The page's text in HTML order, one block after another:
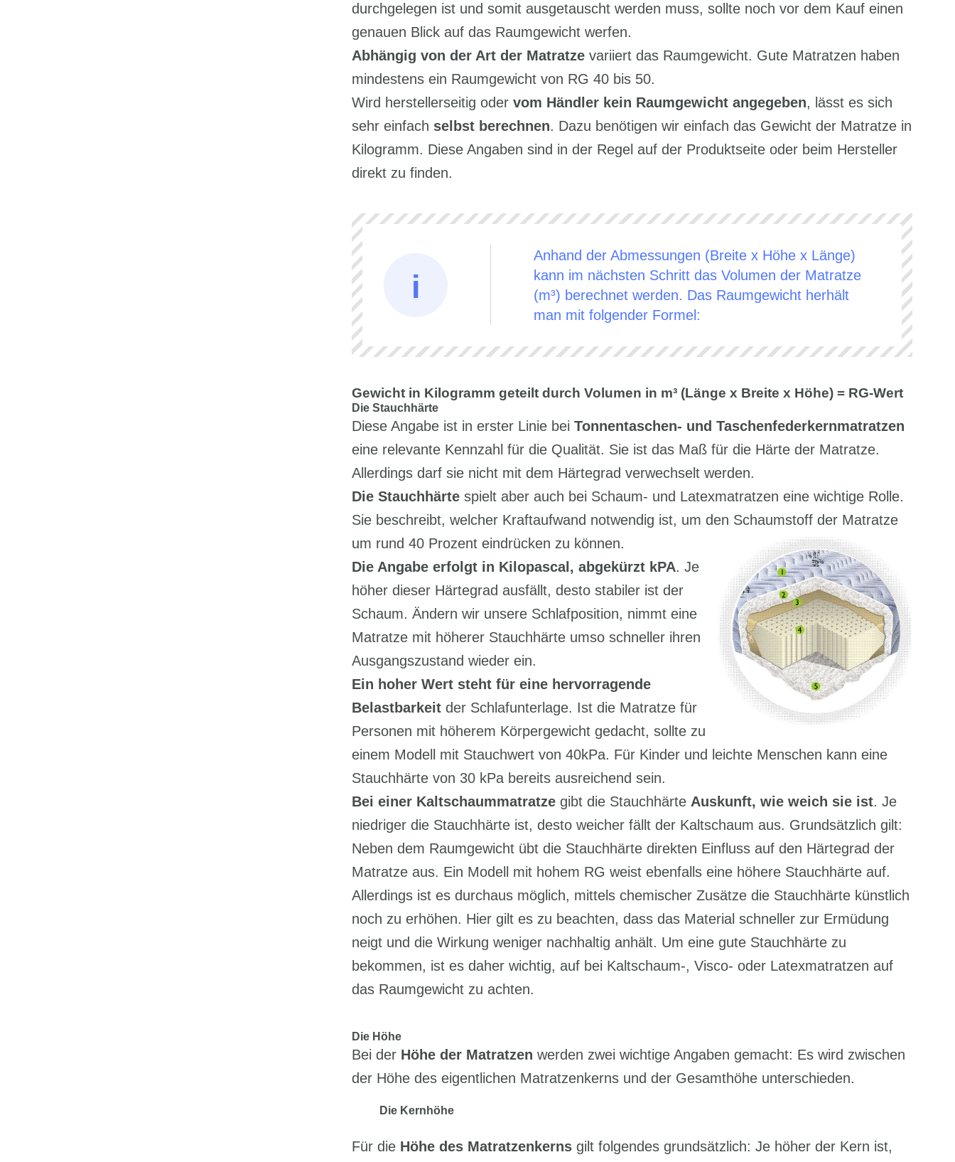
durchgelegen ist und somit ausgetauscht werden muss, sollte noch vor dem Kauf einen
genauen Blick auf das Raumgewicht werfen.
Abhängig von der Art der Matratze variiert das Raumgewicht. Gute Matratzen haben
mindestens ein Raumgewicht von RG 40 bis 50.
Wird herstellerseitig oder vom Händler kein Raumgewicht angegeben, lässt es sich
sehr einfach selbst berechnen. Dazu benötigen wir einfach das Gewicht der Matratze in
Kilogramm. Diese Angaben sind in der Regel auf der Produktseite oder beim Hersteller
direkt zu finden.
Anhand der Abmessungen (Breite x Höhe x Länge)
kann im nächsten Schritt das Volumen der Matratze
(m³) berechnet werden. Das Raumgewicht herhält
man mit folgender Formel:
Gewicht in Kilogramm geteilt durch Volumen in m³ (Länge x Breite x Höhe) = RG-Wert
Die Stauchhärte
Diese Angabe ist in erster Linie bei Tonnentaschen- und Taschenfederkernmatratzen
eine relevante Kennzahl für die Qualität. Sie ist das Maß für die Härte der Matratze.
Allerdings darf sie nicht mit dem Härtegrad verwechselt werden.
Die Stauchhärte spielt aber auch bei Schaum- und Latexmatratzen eine wichtige Rolle.
Sie beschreibt, welcher Kraftaufwand notwendig ist, um den Schaumstoff der Matratze
um rund 40 Prozent eindrücken zu können.
Die Angabe erfolgt in Kilopascal, abgekürzt kPA. Je
höher dieser Härtegrad ausfällt, desto stabiler ist der
Schaum. Ändern wir unsere Schlafposition, nimmt eine
Matratze mit höherer Stauchhärte umso schneller ihren
Ausgangszustand wieder ein.
Ein hoher Wert steht für eine hervorragende
Belastbarkeit der Schlafunterlage. Ist die Matratze für
Personen mit höherem Körpergewicht gedacht, sollte zu
einem Modell mit Stauchwert von 40kPa. Für Kinder und leichte Menschen kann eine
Stauchhärte von 30 kPa bereits ausreichend sein.
Bei einer Kaltschaummatratze gibt die Stauchhärte Auskunft, wie weich sie ist. Je
niedriger die Stauchhärte ist, desto weicher fällt der Kaltschaum aus. Grundsätzlich gilt:
Neben dem Raumgewicht übt die Stauchhärte direkten Einfluss auf den Härtegrad der
Matratze aus. Ein Modell mit hohem RG weist ebenfalls eine höhere Stauchhärte auf.
Allerdings ist es durchaus möglich, mittels chemischer Zusätze die Stauchhärte künstlich
noch zu erhöhen. Hier gilt es zu beachten, dass das Material schneller zur Ermüdung
neigt und die Wirkung weniger nachhaltig anhält. Um eine gute Stauchhärte zu
bekommen, ist es daher wichtig, auf bei Kaltschaum-, Visco- oder Latexmatratzen auf
das Raumgewicht zu achten.
Die Höhe
Bei der Höhe der Matratzen werden zwei wichtige Angaben gemacht: Es wird zwischen
der Höhe des eigentlichen Matratzenkerns und der Gesamthöhe unterschieden.
Die Kernhöhe
Für die Höhe des Matratzenkerns gilt folgendes grundsätzlich: Je höher der Kern ist,